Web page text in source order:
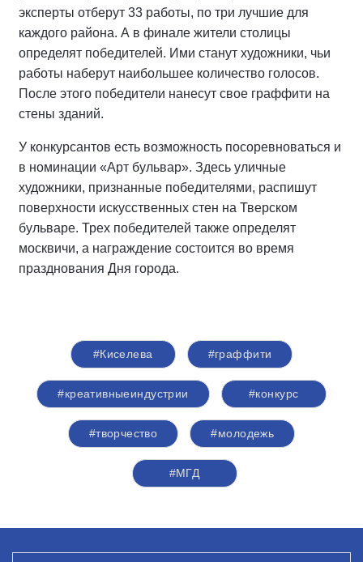
эксперты отберут 33 работы, по три лучшие для
каждого района. А в финале жители столицы
определят победителей. Ими станут художники, чьи
работы наберут наибольшее количество голосов.
После этого победители нанесут свое граффити на
стены зданий.
У конкурсантов есть возможность посоревноваться и
в номинации «Арт бульвар». Здесь уличные
художники, признанные победителями, распишут
поверхности искусственных стен на Тверском
бульваре. Трех победителей также определят
москвичи, а награждение состоится во время
празднования Дня города.
#Киселева #граффити
#креативныеиндустрии #конкурс
#творчество #молодежь
#МГД